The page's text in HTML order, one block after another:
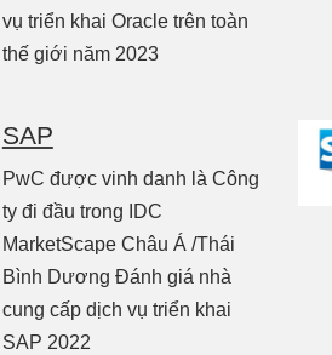
vụ triển khai Oracle trên toàn
thế giới năm 2023
SAP
PwC được vinh danh là Công
ty đi đầu trong IDC
MarketScape Châu Á /Thái
Bình Dương Đánh giá nhà
cung cấp dịch vụ triển khai
SAP 2022